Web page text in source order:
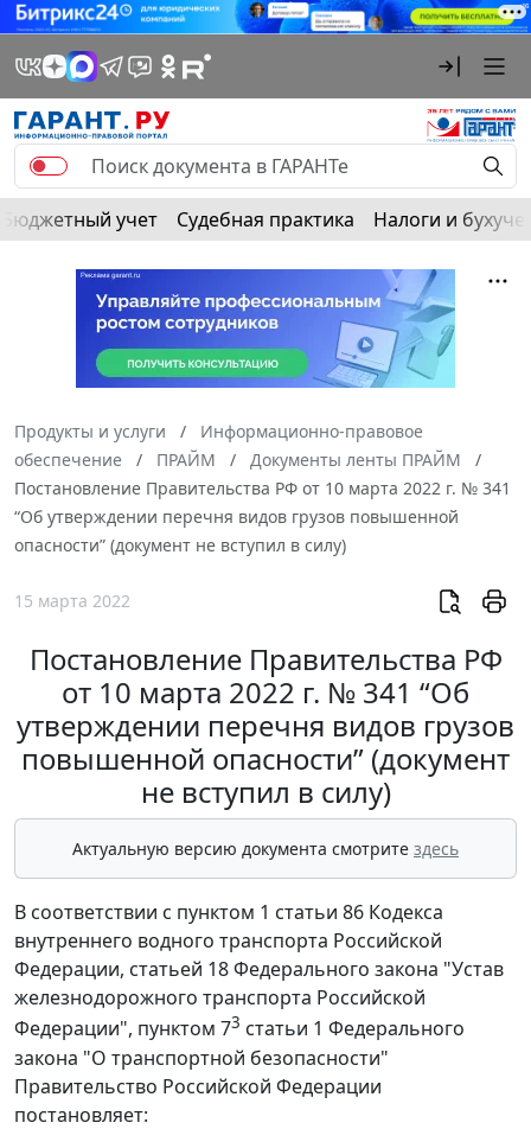
Бюджетный учет Судебная практика Налоги и
Продукты и услуги
Информационно-правовое
обеспечение
ПРАЙМ
Документы ленты ПРАЙМ
Постановление Правительства РФ от 10 марта 2022 г. № 341
“Об утверждении перечня видов грузов повышенной
опасности” (документ не вступил в силу)
15 марта 2022
Постановление Правительства РФ
от 10 марта 2022 г. № 341 “Об
утверждении перечня видов грузов
повышенной опасности” (документ
не вступил в силу)
Актуальную версию документа смотрите здесь
В соответствии с пунктом 1 статьи 86 Кодекса
внутреннего водного транспорта Российской
Федерации, статьей 18 Федерального закона "Устав
железнодорожного транспорта Российской
Федерации", пунктом 73 статьи 1 Федерального
закона "О транспортной безопасности"
Правительство Российской Федерации
постановляет: